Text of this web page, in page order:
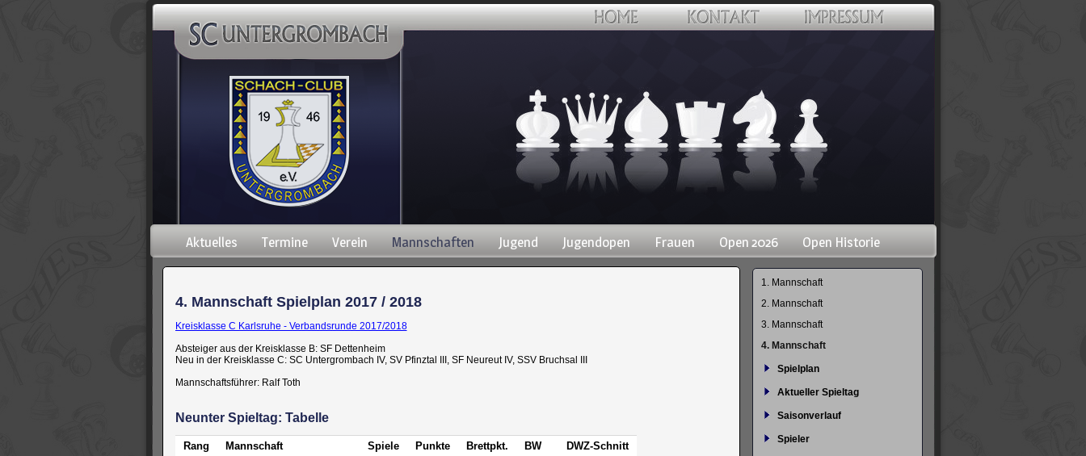
Navigation
überspringen
Aktuelles Termine Verein Mannschaften Jugend Jugendopen Frauen Open 2026 Open Historie
4. Mannschaft Spielplan 2017 / 2018
Kreisklasse C Karlsruhe - Verbandsrunde 2017/2018
Absteiger aus der Kreisklasse B: SF Dettenheim
Neu in der Kreisklasse C: SC Untergrombach IV, SV Pfinztal III, SF Neureut IV, SSV Bruchsal III
Mannschaftsführer: Ralf Toth
Neunter Spieltag: Tabelle
Rang Mannschaft Spiele Punkte Brettpkt. BW
DWZ-Schnitt
Navigation
1. Mannschaft
2. Mannschaft
3. Mannschaft
4. Mannschaft
Spielplan
Aktueller Spieltag
Saisonverlauf
Spieler